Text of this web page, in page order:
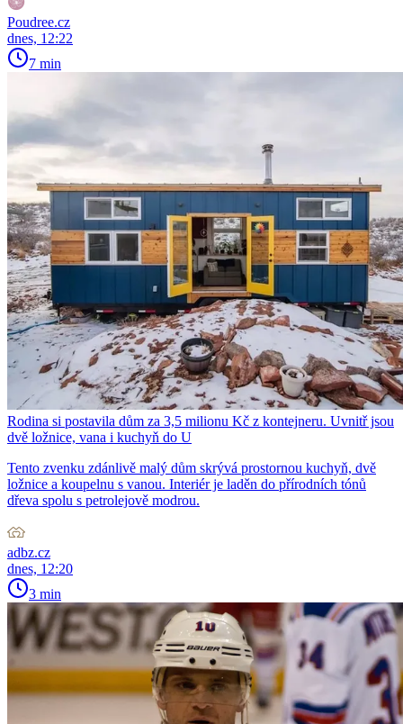
Poudree.cz
dnes, 12:22
7 min
Rodina si postavila dům za 3,5 milionu Kč z kontejneru. Uvnitř jsou
dvě ložnice, vana i kuchyň do U
Tento zvenku zdánlivě malý dům skrývá prostornou kuchyň, dvě
ložnice a koupelnu s vanou. Interiér je laděn do přírodních tónů
dřeva spolu s petrolejově modrou.
adbz.cz
dnes, 12:20
3 min